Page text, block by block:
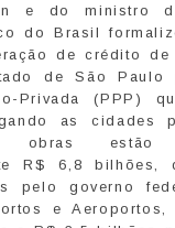
e do ministro
do Brasil
de crédito
de São Paulo
Privada (PPP)
as cidades
obras estão
R$ 6,8
pelo governo
e Aeroportos,